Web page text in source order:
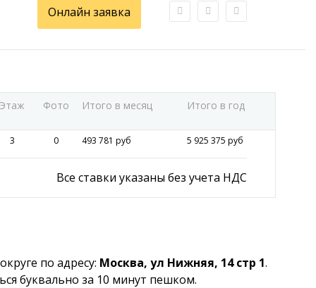
Онлайн заявка
Этаж Фото Итого в месяц Итого в год
3 0 493 781 руб 5 925 375 руб
Все ставки указаны без учета НДС
по адресу: Москва, ул Нижняя, 14 стр 1.
буквально за 10 минут пешком.